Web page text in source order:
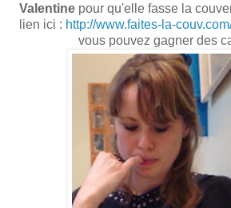
Valentine pour qu'elle fasse la
lien ici : http://www.faites-la-
vous pouvez gagner des